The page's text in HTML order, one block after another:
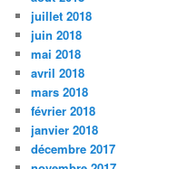
juillet 2018
juin 2018
mai 2018
avril 2018
mars 2018
février 2018
janvier 2018
décembre 2017